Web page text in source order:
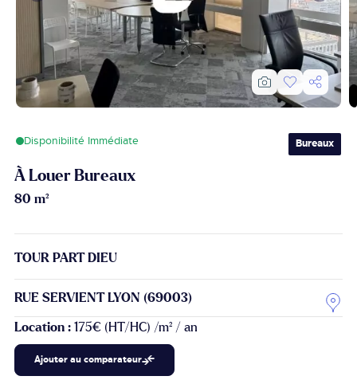
Disponibilité Immédiate Bureaux
À Louer Bureaux
80 m²
TOUR PART DIEU
RUE SERVIENT LYON (69003)
Location : 175€ (HT/HC) /m² / an
Ajouter au comparateur